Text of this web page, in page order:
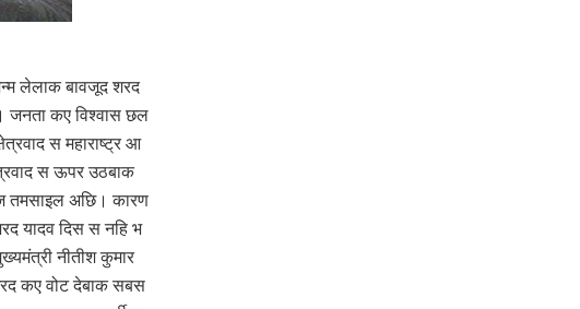
लेलाक बावजूद शरद
जनता कए विश्वास छल
स महाराष्ट्र आ
स ऊपर उठबाक
तमसाइल अछि। कारण
यादव दिस स नहि भ
नीतीश कुमार
कए वोट देबाक सबस